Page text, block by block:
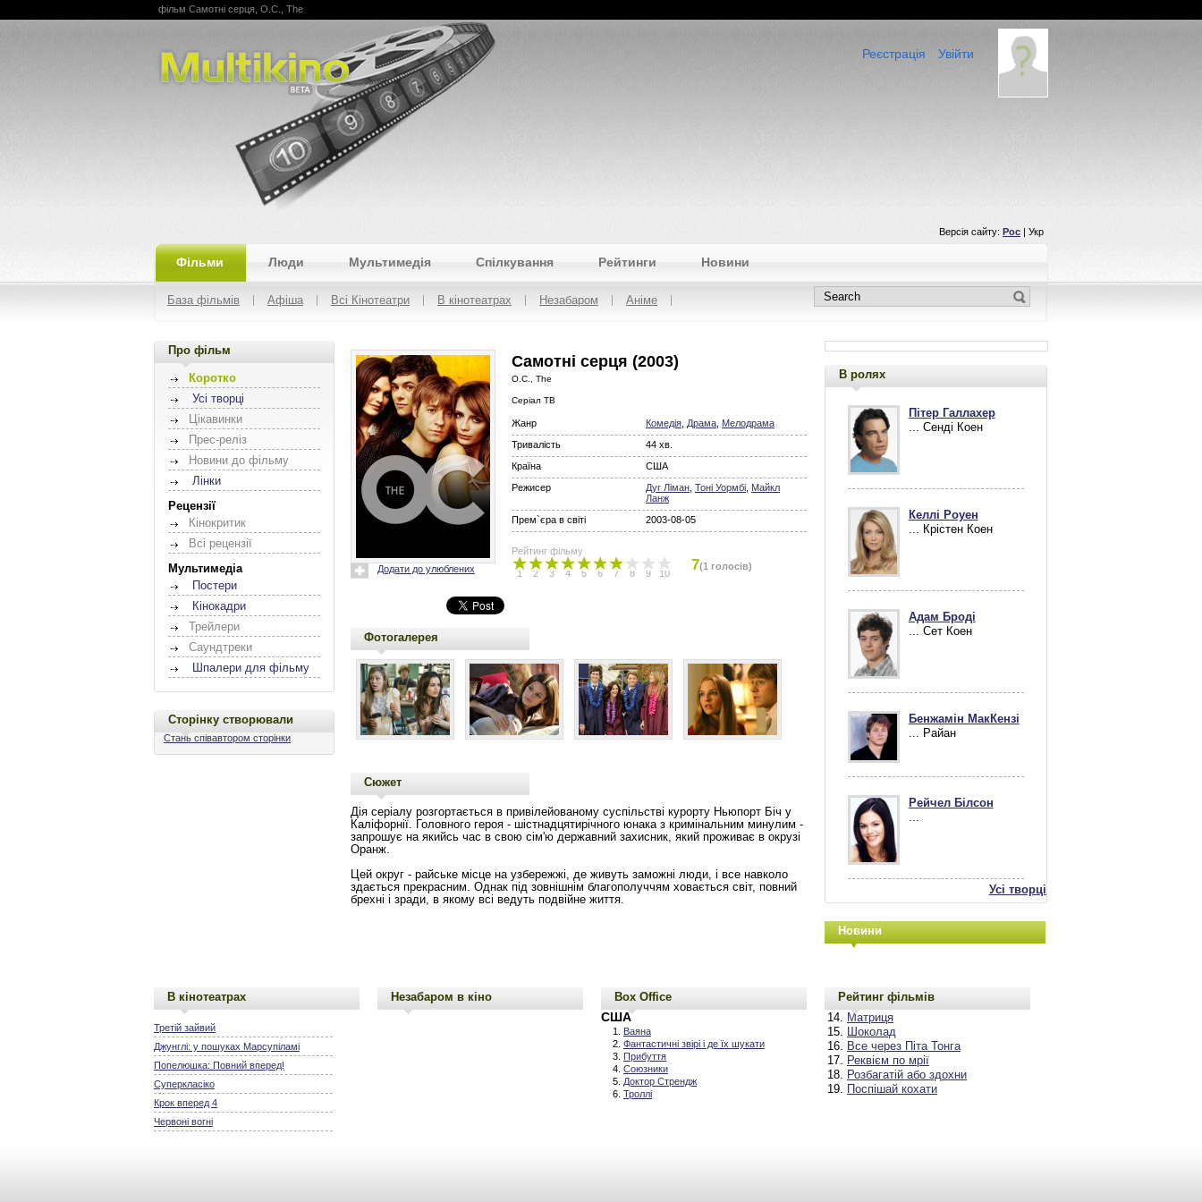
Multikino
фільм Самотні серця, O.C., The
Увійти
Реєстрація
Версія сайту: Рос | Укр
Фільми Люди Мультимедія Спілкування Рейтинги Новини
База фільмів Афіша Всі Кінотеатри В кінотеатрах Незабаром Аніме
Про фільм
Коротко
Усі творці
Цікавинки
Прес-реліз
Новини до фільму
Лінки
Рецензії
Кінокритик
Всі рецензії
Мультимедіа
Постери
Кінокадри
Трейлери
Саундтреки
Шпалери для фільму
Сторінку створювали
Стань співавтором сторінки
В ролях
Пітер Галлахер
... Сенді Коен
Келлі Роуен
... Крістен Коен
Адам Броді
... Сет Коен
Бенжамін МакКензі
... Райан
Рейчел Білсон
Усі творці
Новини
Додати до улюблених
Самотні серця (2003)
O.C., The
Серіал ТВ
Жанр Комедія Драма Мелодрама
Тривалість
44 хв.
Країна
США
Режисер
Дуг Ліман Тоні Уормбі Майкл
Ланж
Прем`єра в світі
2003-08-05
Рейтинг фільму
1 2 3 4 5 6 7 8 9 10 7(1 голосів)
Фотогалерея
Сюжет
Дія серіалу розгортається в привілейованому суспільстві курорту Ньюпорт Біч у
Каліфорнії. Головного героя - шістнадцятирічного юнака з кримінальним минулим -
запрошує на якийсь час в свою сім'ю державний захисник, який проживає в окрузі
Оранж.
Цей округ - райське місце на узбережжі, де живуть заможні люди, і все навколо
здається прекрасним. Однак під зовнішнім благополуччям ховається світ, повний
брехні і зради, в якому всі ведуть подвійне життя.
В кінотеатрах
Третій зайвий
Джунглі: у пошуках Марсупіламі
Попелюшка: Повний вперед!
Суперкласіко
Крок вперед 4
Червоні вогні
Незабаром в кіно Box Office
США
Ваяна
Фантастичні звірі і де їх шукати
Прибуття
Союзники
Доктор Стрендж
Троллі
Рейтинг фільмів
Матриця
Шоколад
Все через Піта Тонга
Реквієм по мрії
Розбагатій або здохни
Поспішай кохати